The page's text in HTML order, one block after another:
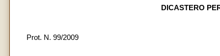
DICASTERO
Prot. N. 99/2009